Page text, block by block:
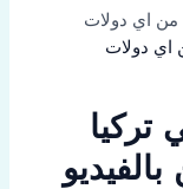
من اي دولات
اي دولات
تركيا